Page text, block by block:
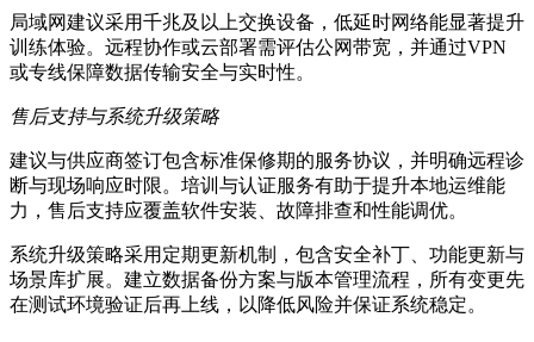
局域网建议采用千兆及以上交换设备，低延时网络能显著提升
训练体验。远程协作或云部署需评估公网带宽，并通过VPN
或专线保障数据传输安全与实时性。
售后支持与系统升级策略
建议与供应商签订包含标准保修期的服务协议，并明确远程诊
断与现场响应时限。培训与认证服务有助于提升本地运维能
力，售后支持应覆盖软件安装、故障排查和性能调优。
系统升级策略采用定期更新机制，包含安全补丁、功能更新与
场景库扩展。建立数据备份方案与版本管理流程，所有变更先
在测试环境验证后再上线，以降低风险并保证系统稳定。